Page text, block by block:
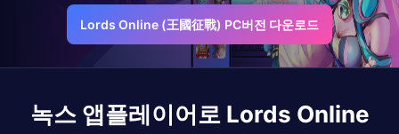
Lords Online (王國征戰) PC버전 다운로드
녹스 앱플레이어로 Lords Online